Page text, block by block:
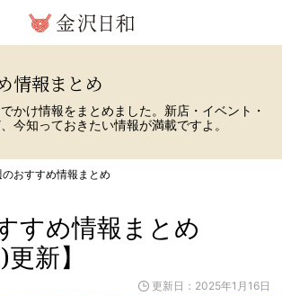
情報まとめ
かけ情報をまとめました。新店・イベント・
今知っておきたい情報が満載ですよ。
のおすすめ情報まとめ
すめ情報まとめ
新】
更新日：2025年1月16日